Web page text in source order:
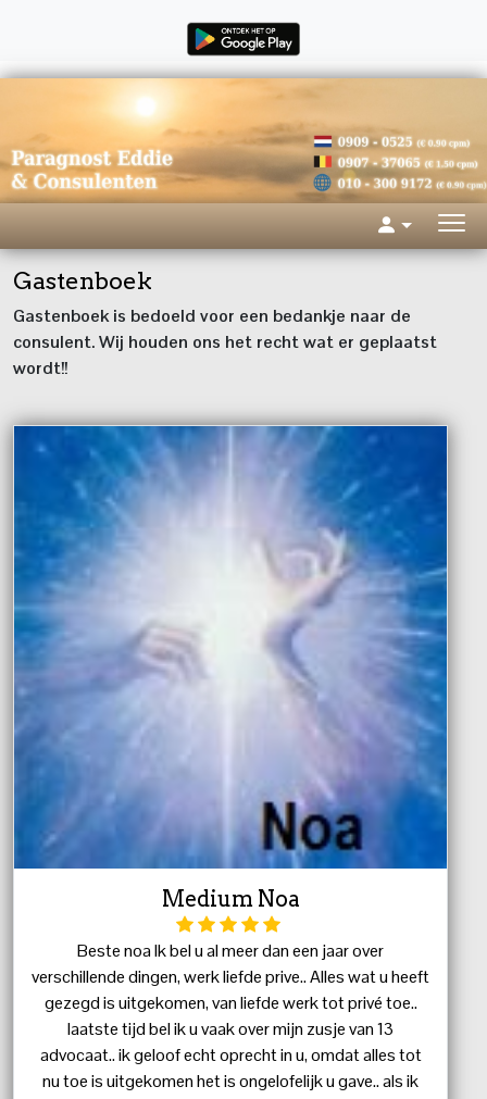
Gastenboek
Gastenboek is bedoeld voor een bedankje naar de
consulent. Wij houden ons het recht wat er geplaatst
wordt!!
Medium Noa
Beste noa Ik bel u al meer dan een jaar over
verschillende dingen, werk liefde prive.. Alles wat u heeft
gezegd is uitgekomen, van liefde werk tot privé toe..
laatste tijd bel ik u vaak over mijn zusje van 13
advocaat.. ik geloof echt oprecht in u, omdat alles tot
nu toe is uitgekomen het is ongelofelijk u gave.. als ik